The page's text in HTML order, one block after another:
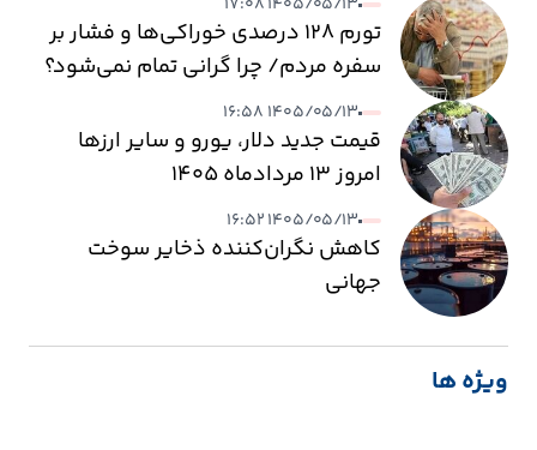
تورم ۱۲۸ درصدی خوراکی‌ها و فشار بر
سفره مردم/ چرا گرانی تمام نمی‌شود؟
۱۴۰۵/۰۵/۱۳ ۱۶:۵۸
قیمت جدید دلار، یورو و سایر ارزها
امروز ۱۳ مردادماه ۱۴۰۵
۱۴۰۵/۰۵/۱۳ ۱۶:۵۲
کاهش نگران‌کننده ذخایر سوخت
جهانی
ویژه ها